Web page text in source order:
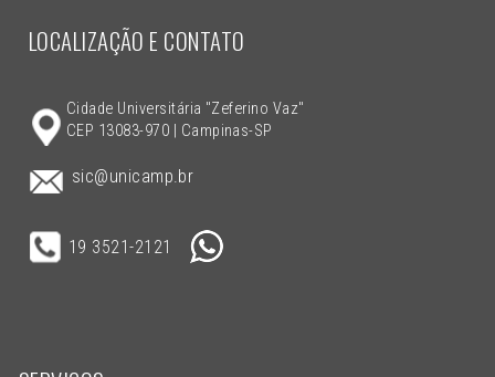
LOCALIZAÇÃO E CONTATO
Cidade Universitária "Zeferino Vaz"
CEP 13083-970 | Campinas-SP
sic@unicamp.br
19 3521-2121